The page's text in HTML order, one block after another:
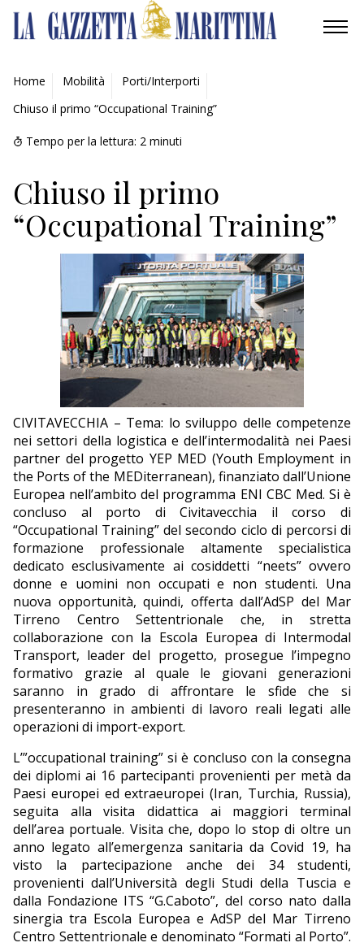
AMBIENTE
MOBILITÀ
INDUSTRIA
RICERCA
ECONOMIA
TURISMO
CULTURA
NAUTICA
Home Mobilità
Porti/Interporti
Chiuso il primo “Occupational Training”
Tempo per la lettura: 2 minuti
Chiuso il primo
“Occupational Training”
CIVITAVECCHIA – Tema: lo sviluppo delle competenze
nei settori della logistica e dell’intermodalità nei Paesi
partner del progetto YEP MED (Youth Employment in
the Ports of the MEDiterranean), finanziato dall’Unione
Europea nell’ambito del programma ENI CBC Med. Si è
concluso al porto di Civitavecchia il corso di
“Occupational Training” del secondo ciclo di percorsi di
formazione professionale altamente specialistica
dedicato esclusivamente ai cosiddetti “neets” ovvero
donne e uomini non occupati e non studenti. Una
nuova opportunità, quindi, offerta dall’AdSP del Mar
Tirreno Centro Settentrionale che, in stretta
collaborazione con la Escola Europea di Intermodal
Transport, leader del progetto, prosegue l’impegno
formativo grazie al quale le giovani generazioni
saranno in grado di affrontare le sfide che si
presenteranno in ambienti di lavoro reali legati alle
operazioni di import-export.
L’”occupational training” si è concluso con la consegna
dei diplomi ai 16 partecipanti provenienti per metà da
Paesi europei ed extraeuropei (Iran, Turchia, Russia),
seguita alla visita didattica ai maggiori terminal
dell’area portuale. Visita che, dopo lo stop di oltre un
anno legato all’emergenza sanitaria da Covid 19, ha
visto la partecipazione anche dei 34 studenti,
provenienti dall’Università degli Studi della Tuscia e
dalla Fondazione ITS “G.Caboto”, del corso nato dalla
sinergia tra Escola Europea e AdSP del Mar Tirreno
Centro Settentrionale e denominato “Formati al Porto”.